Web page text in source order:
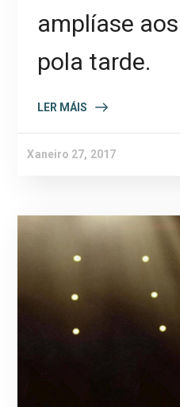
amplíase
pola tarde.
LER MÁIS
Xaneiro 27, 2017